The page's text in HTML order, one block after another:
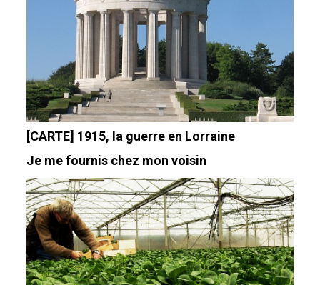
[CARTE] 1915, la guerre en Lorraine
Je me fournis chez mon voisin